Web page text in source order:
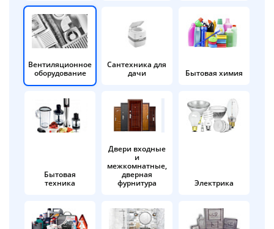
Вентиляционное
оборудование
Сантехника для
дачи
Бытовая химия
Бытовая
техника
Двери входные
и
межкомнатные,
дверная
фурнитура
Электрика
списываться
по25%каждые 2 недели
Подробнее
об оплате Плайтом
раз в 2
недели
Остались вопросы?
8 800 302-02-51
plait.ru